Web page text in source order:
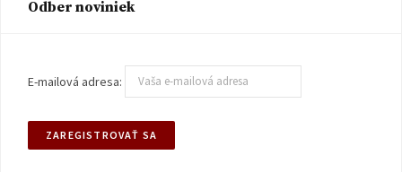
Odber noviniek
E-mailová adresa: